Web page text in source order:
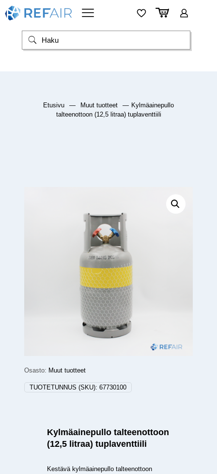
Etusivu — Muut tuotteet — Kylmäainepullo
talteenottoon (12,5 litraa) tuplaventtiili
Osasto: Muut tuotteet
TUOTETUNNUS (SKU): 67730100
Kylmäainepullo talteenottoon
(12,5 litraa) tuplaventtiili
Kestävä kylmäainepullo talteenottoon